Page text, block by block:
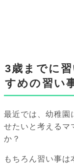
3歳までに
すめの習い
最近では、幼稚園
せたいと考えるマ
か？
もちろん習い事